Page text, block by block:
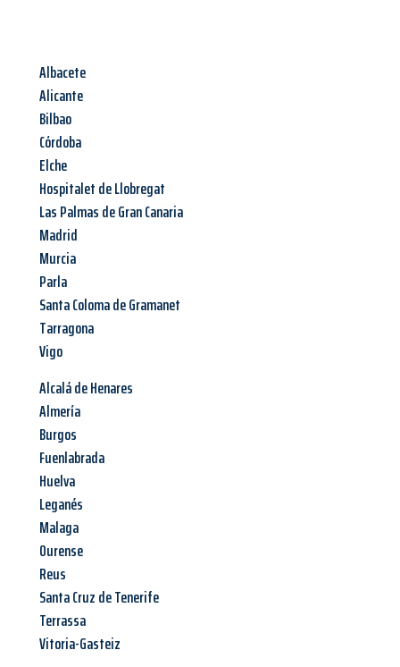
Albacete
Alicante
Bilbao
Córdoba
Elche
Hospitalet de Llobregat
Las Palmas de Gran Canaria
Madrid
Murcia
Parla
Santa Coloma de Gramanet
Tarragona
Vigo
Alcalá de Henares
Almería
Burgos
Fuenlabrada
Huelva
Leganés
Malaga
Ourense
Reus
Santa Cruz de Tenerife
Terrassa
Vitoria-Gasteiz